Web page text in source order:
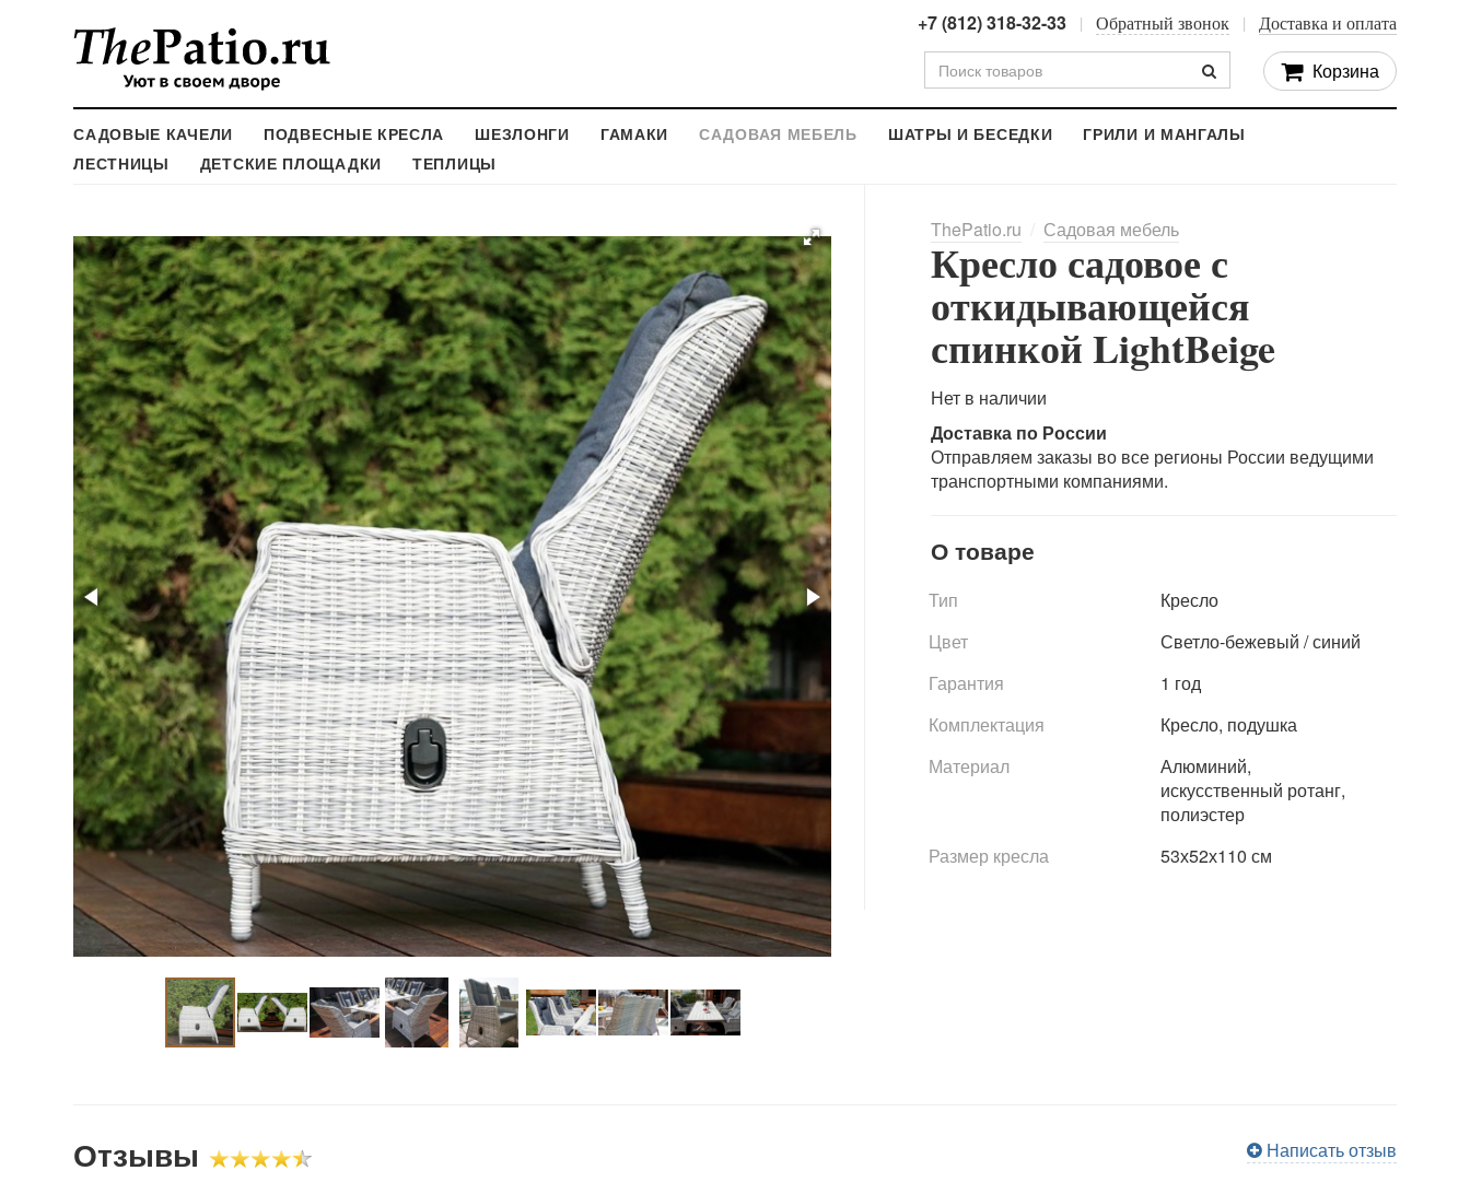
+7 (812) 318-32-33 Обратный звонок Доставка и оплата
Корзина
САДОВЫЕ КАЧЕЛИ ПОДВЕСНЫЕ КРЕСЛА ШЕЗЛОНГИ ГАМАКИ САДОВАЯ МЕБЕЛЬ ШАТРЫ И БЕСЕДКИ
ГРИЛИ И МАНГАЛЫ
ЛЕСТНИЦЫ
ДЕТСКИЕ ПЛОЩАДКИ ТЕПЛИЦЫ
ThePatio.ru Садовая мебель
Кресло садовое с
откидывающейся
спинкой LightBeige
Нет в наличии
Доставка по России
Отправляем заказы во все регионы России ведущими
транспортными компаниями.
О товаре
Тип
Кресло
Цвет
Светло-бежевый / синий
Гарантия
1 год
Комплектация
Кресло, подушка
Материал
Алюминий,
искусственный ротанг,
полиэстер
Размер кресла
53х52х110 см
Написать отзыв
Отзывы